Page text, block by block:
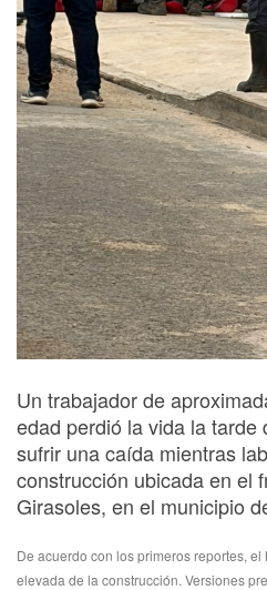
Un trabajador de
edad perdió la vida la
sufrir una caída mientras
construcción ubicada en el
Girasoles, en el municipio
De acuerdo con los primeros reportes,
elevada de la construcción. Versiones